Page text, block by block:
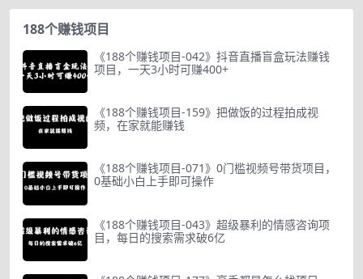
188个赚钱项目
《188个赚钱项目-042》抖音直播盲盒玩法赚钱
项目，一天3小时可赚400+
《188个赚钱项目-159》把做饭的过程拍成视
频，在家就能赚钱
《188个赚钱项目-071》0门槛视频号带货项目，
0基础小白上手即可操作
《188个赚钱项目-043》超级暴利的情感咨询项
目，每日的搜索需求破6亿